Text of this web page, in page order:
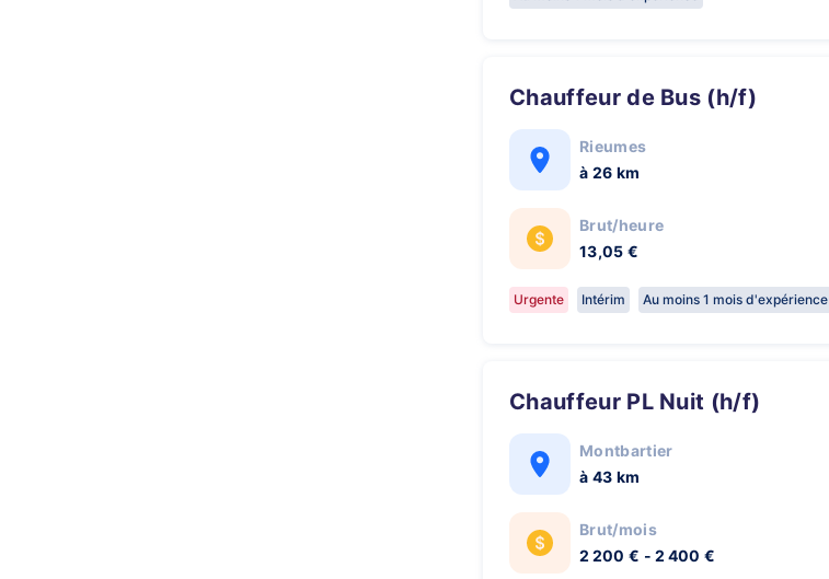
Chauffeur de Bus (h/f)
Rieumes
à 26 km
Brut/heure
13,05 €
Urgente Intérim Au moins 1 mois d'expérience
Chauffeur PL Nuit (h/f)
Montbartier
à 43 km
Brut/mois
2 200 € - 2 400 €